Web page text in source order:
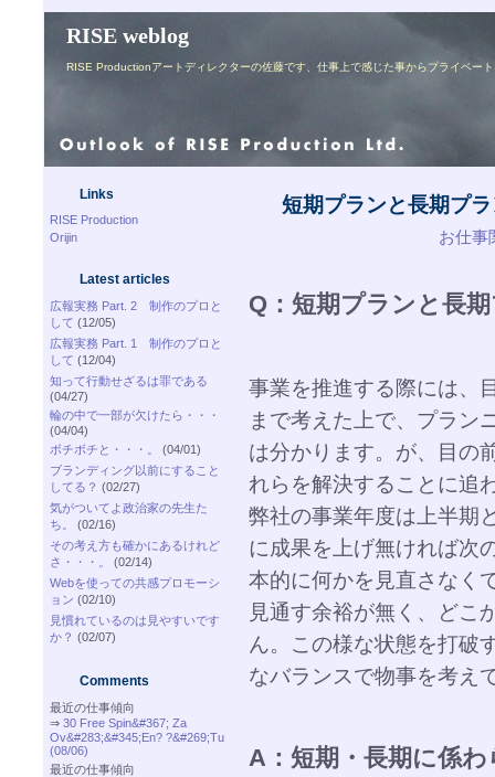
RISE weblog
RISE Productionアートディレクターの佐藤です、仕事上で感じた事からプライベー
Links
RISE Production
Orijin
Latest articles
広報実務 Part. 2 制作のプロと
して (12/05)
広報実務 Part. 1 制作のプロと
して (12/04)
知って行動せざるは罪である
(04/27)
輪の中で一部が欠けたら・・・
(04/04)
ボチボチと・・・。
(04/01)
ブランディング以前にすること
してる？ (02/27)
気がついてよ政治家の先生た
ち。
(02/16)
その考え方も確かにあるけれど
さ・・・。
(02/14)
Webを使っての共感プロモーシ
ョン (02/10)
見慣れているのは見やすいです
か？ (02/07)
Comments
最近の仕事傾向
⇒ 30 Free Spin&#367; Za
Ov&#283;&#345;En? ?&#269;Tu
(08/06)
最近の仕事傾向
短期プランと長期プ
お仕事
Q：短期プランと長
事業を推進する際には、
まで考えた上で、プラン
は分かります。が、目の
れらを解決することに追
弊社の事業年度は上半期
に成果を上げ無ければ次
本的に何かを見直さなく
見通す余裕が無く、どこ
ん。この様な状態を打破
なバランスで物事を考え
A：短期・長期に係